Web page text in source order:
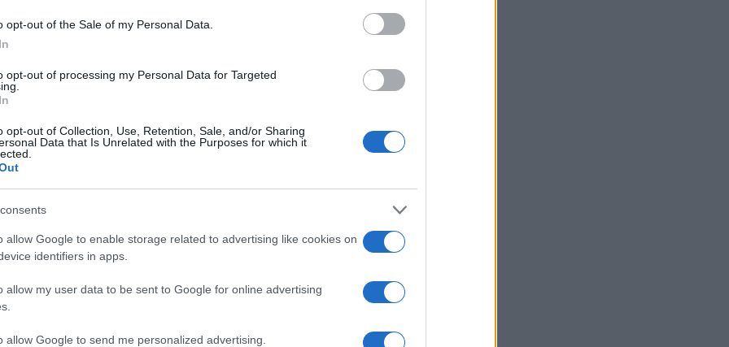
opt-out of the Sale of my Personal Data.
opt-out of processing my Personal Data for Targeted
opt-out of Collection, Use, Retention, Sale, and/or Sharing
Data that Is Unrelated with the Purposes for which it
allow Google to enable storage related to advertising like cookies on
identifiers in apps.
allow my user data to be sent to Google for online advertising
allow Google to send me personalized advertising.
έχει αναπτυχθεί πάνω στη σύγχρονη
συνδυασμό υλικών, συμπεριλαμβανομένου υπερ-
επιβατών. Μοναδικό χαρακτηριστικό του Zeekr 7X
ενιαία χυτή αλουμινένια δομή, αντί για
αυξάνει τη στιβαρότητα του αμαξώματος και, κατ’
μια πλήρης σουίταπροηγμένων συστημάτων
ανίχνευση πεζών & ποδηλατών